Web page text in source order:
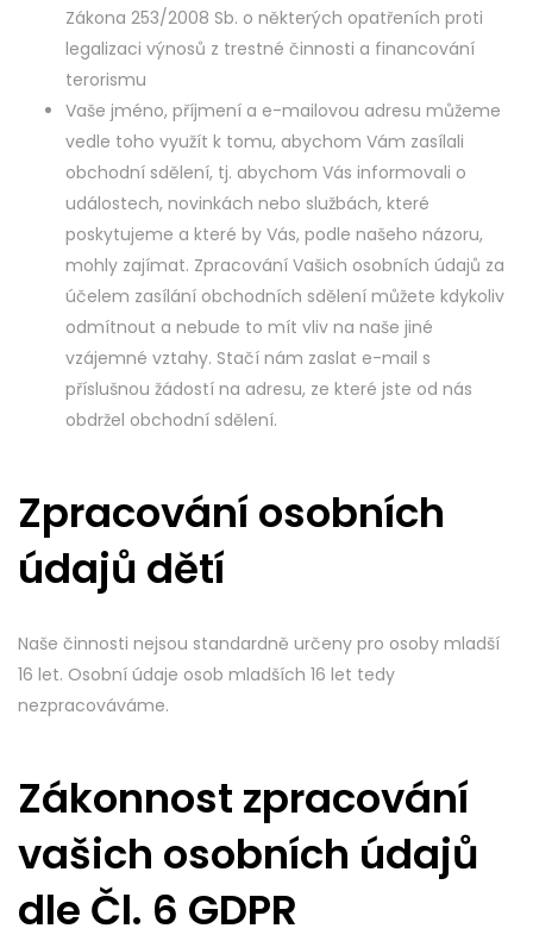
Zákona 253/2008 Sb. o některých opatřeních proti
legalizaci výnosů z trestné činnosti a financování
terorismu
Vaše jméno, příjmení a e-mailovou adresu můžeme
vedle toho využít k tomu, abychom Vám zasílali
obchodní sdělení, tj. abychom Vás informovali o
událostech, novinkách nebo službách, které
poskytujeme a které by Vás, podle našeho názoru,
mohly zajímat. Zpracování Vašich osobních údajů za
účelem zasílání obchodních sdělení můžete kdykoliv
odmítnout a nebude to mít vliv na naše jiné
vzájemné vztahy. Stačí nám zaslat e-mail s
příslušnou žádostí na adresu, ze které jste od nás
obdržel obchodní sdělení.
Zpracování osobních
údajů dětí
Naše činnosti nejsou standardně určeny pro osoby mladší
16 let. Osobní údaje osob mladších 16 let tedy
nezpracováváme.
Zákonnost zpracování
vašich osobních údajů
dle Čl. 6 GDPR